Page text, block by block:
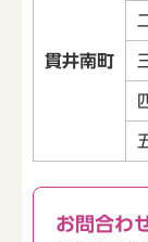
貫井南町
お問合わ